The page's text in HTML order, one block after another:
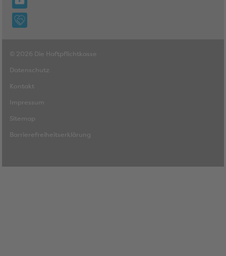
© 2026 Die Haftpflichtkasse
Datenschutz
Kontakt
Impressum
Sitemap
Barrierefreiheitserklärung